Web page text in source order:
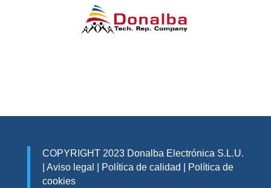
COPYRIGHT 2023 Donalba Electrónica S.L.U.
Aviso legal Política de calidad
Política de
cookies